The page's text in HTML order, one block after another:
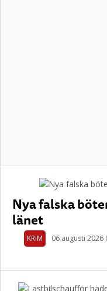
Nya falska
länet
KRIM 06 augusti 2026